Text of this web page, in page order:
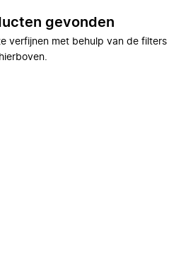
gevonden
verfijnen met behulp van de filters
hierboven.